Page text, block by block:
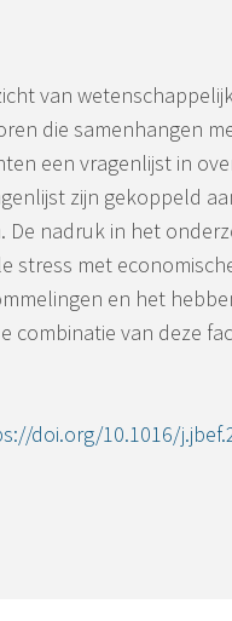
van
die samenhangen
een vragenlijst in
zijn gekoppeld
De nadruk in het
stress met
en het
combinatie van deze
doi.org/10.1016/